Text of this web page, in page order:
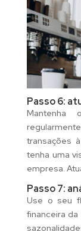
Passo 6:
transações
tenha uma
empresa.
Passo 7:
Use o seu
financeira